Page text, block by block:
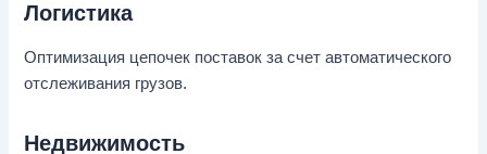
Логистика
Оптимизация цепочек поставок за счет автоматического
отслеживания грузов.
Недвижимость